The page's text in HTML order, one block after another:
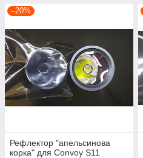
–20%
Рефлектор "апельсинова
корка" для Convoy S11